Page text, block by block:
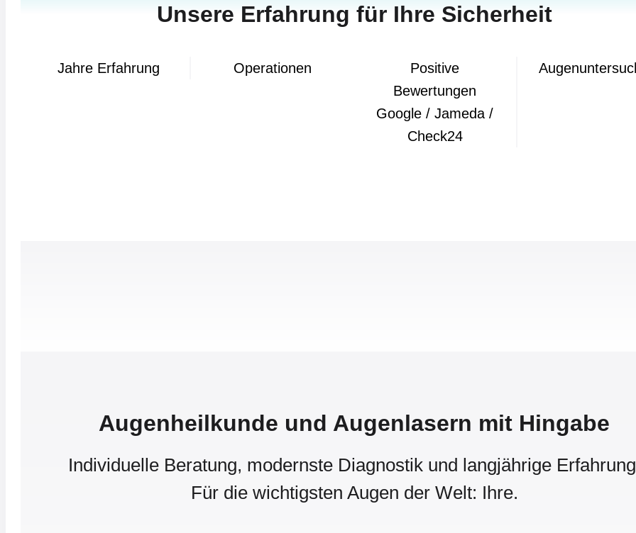
Unsere Erfahrung für Ihre Sicherheit
Jahre Erfahrung Operationen
Positive
Bewertungen
Google / Jameda /
Check24
Augenheilkunde und Augenlasern mit Hingabe
Individuelle Beratung, modernste Diagnostik und langjährige
Für die wichtigsten Augen der Welt: Ihre.